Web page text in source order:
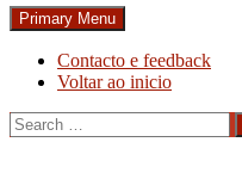
Search
Primary Menu
Contacto e feedback
Voltar ao inicio
Search
for: